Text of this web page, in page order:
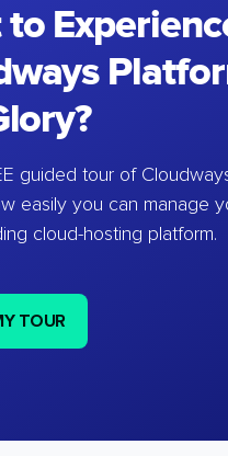
guided tour of
easily you can manage
cloud-hosting platform.
TOUR